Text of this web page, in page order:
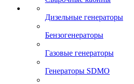
Дизельные генераторы
Бензогенераторы
Газовые генераторы
Генераторы SDMO